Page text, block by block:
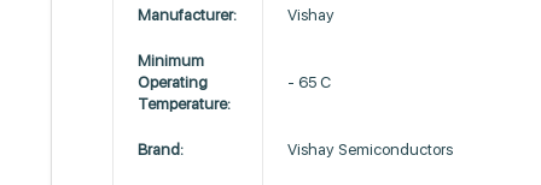
Manufacturer: Vishay
Minimum
Operating
Temperature:
- 65 C
Brand: Vishay Semiconductors